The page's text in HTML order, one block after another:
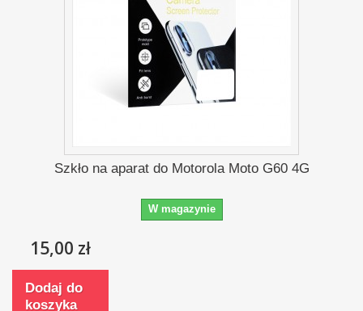
Szkło na aparat do Motorola Moto G60 4G
W magazynie
15,00 zł
Dodaj do
koszyka